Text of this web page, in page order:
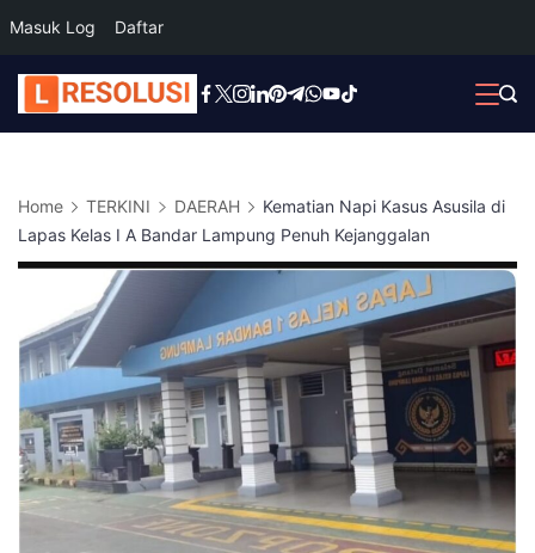
Masuk Log Daftar
Skip
to
Home TERKINI DAERAH
Kematian Napi Kasus Asusila di
Lapas Kelas I A Bandar Lampung Penuh Kejanggalan